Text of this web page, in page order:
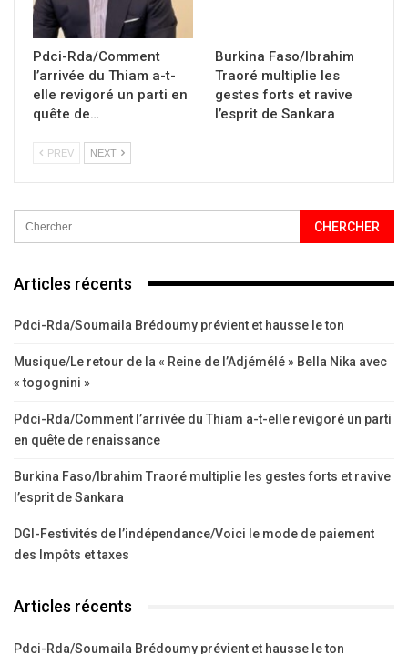
Pdci-Rda/Comment
l’arrivée du Thiam a-t-
elle revigoré un parti en
quête de…
Burkina Faso/Ibrahim
Traoré multiplie les
gestes forts et ravive
l’esprit de Sankara
PREV NEXT
Articles récents
Pdci-Rda/Soumaila Brédoumy prévient et hausse le ton
Musique/Le retour de la « Reine de l’Adjémélé » Bella Nika avec
« togognini »
Pdci-Rda/Comment l’arrivée du Thiam a-t-elle revigoré un parti
en quête de renaissance
Burkina Faso/Ibrahim Traoré multiplie les gestes forts et ravive
l’esprit de Sankara
DGI-Festivités de l’indépendance/Voici le mode de paiement
des Impôts et taxes
Articles récents
Pdci-Rda/Soumaila Brédoumy prévient et hausse le ton